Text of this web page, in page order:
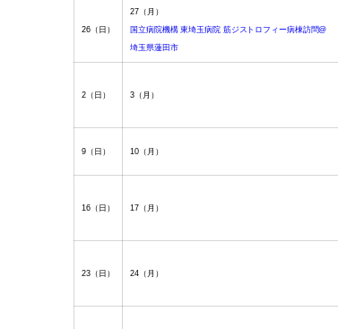
26（日）
27（月）
国立病院機構 東埼玉病院 筋ジストロフィー病棟訪問@
埼玉県蓮田市
2（日） 3（月）
9（日） 10（月）
16（日） 17（月）
23（日） 24（月）